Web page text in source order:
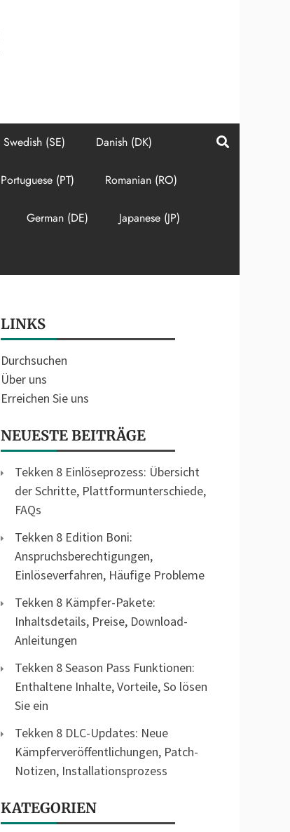
Swedish (SE) Danish (DK)
Portuguese (PT) Romanian (RO)
German (DE) Japanese (JP)
LINKS
Durchsuchen
Über uns
Erreichen Sie uns
NEUESTE BEITRÄGE
Tekken 8 Einlöseprozess: Übersicht
der Schritte, Plattformunterschiede,
FAQs
Tekken 8 Edition Boni:
Anspruchsberechtigungen,
Einlöseverfahren, Häufige Probleme
Tekken 8 Kämpfer-Pakete:
Inhaltsdetails, Preise, Download-
Anleitungen
Tekken 8 Season Pass Funktionen:
Enthaltene Inhalte, Vorteile, So lösen
Sie ein
Tekken 8 DLC-Updates: Neue
Kämpferveröffentlichungen, Patch-
Notizen, Installationsprozess
KATEGORIEN